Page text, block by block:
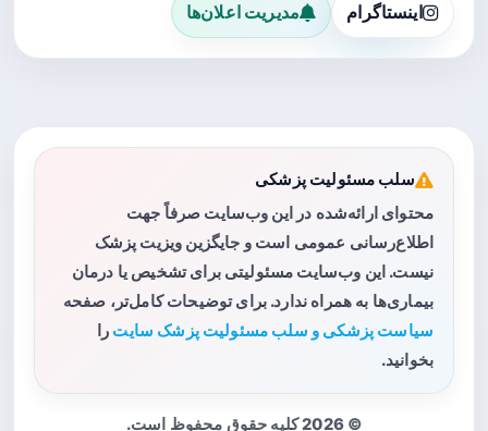
اینستاگرام مدیریت اعلان‌ها
سلب مسئولیت پزشکی
محتوای ارائه‌شده در این وب‌سایت صرفاً جهت
اطلاع‌رسانی عمومی است و جایگزین ویزیت پزشک
نیست. این وب‌سایت مسئولیتی برای تشخیص یا درمان
بیماری‌ها به همراه ندارد. برای توضیحات کامل‌تر، صفحه
سیاست پزشکی و سلب مسئولیت پزشک سایت را
بخوانید.
© 2026 کلیه حقوق محفوظ است.